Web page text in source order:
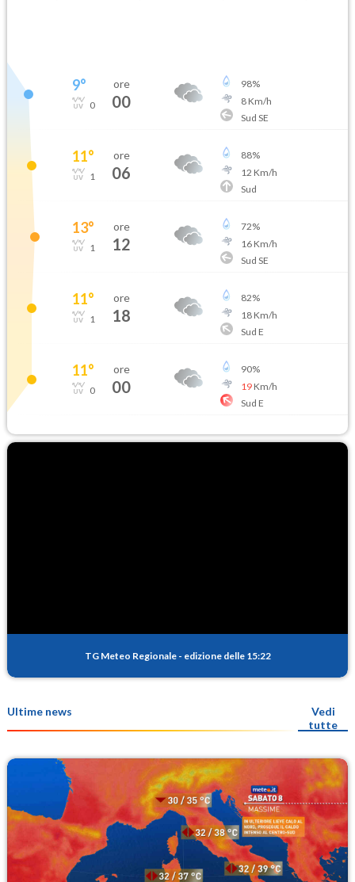
9°
0
ore
00
98%
8Km/h
Sud SE
11°
1
ore
06
88%
12 Km/h
Sud
13°
1
ore
12
72%
16Km/h
Sud SE
11°
1
ore
18
82%
18Km/h
Sud E
11°
0
ore
00
90%
19Km/h
Sud E
TG Meteo Regionale - edizione delle 15:22
Ultime news
Vedi
tutte